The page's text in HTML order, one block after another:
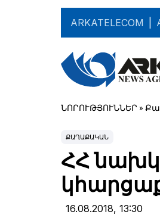
ARKATELECOM
ՆՈՐՈՒԹՅՈՒՆՆԵՐ »
ՔԱՂԱՔԱԿԱՆ
ՀՀ
16.08.2018, 13:30